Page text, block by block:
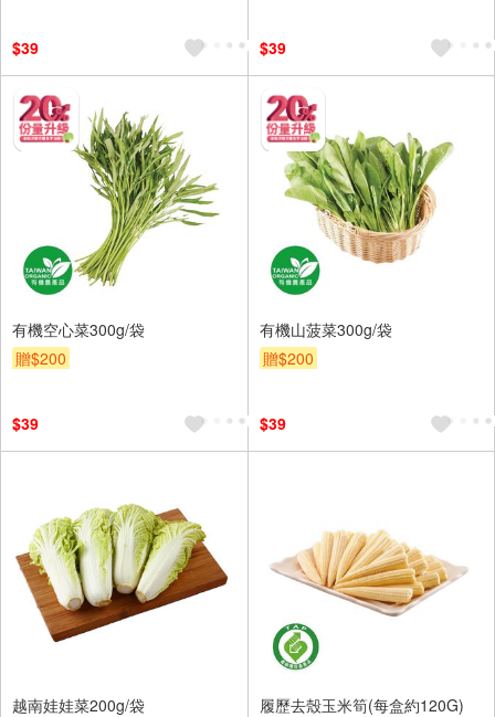
$39 $39
有機空心菜300g/袋
贈$200
$39
有機山菠菜300g/袋
贈$200
$39
越南娃娃菜200g/袋
履歷去殼玉米筍(每盒約120G)